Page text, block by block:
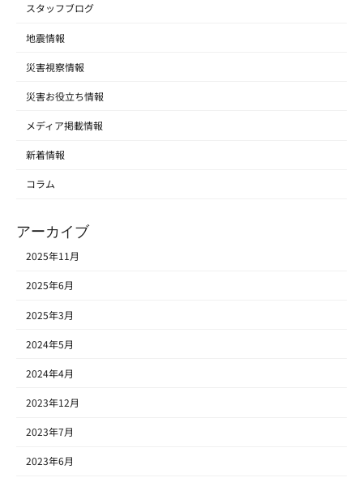
スタッフブログ
地震情報
災害視察情報
災害お役立ち情報
メディア掲載情報
新着情報
コラム
アーカイブ
2025年11月
2025年6月
2025年3月
2024年5月
2024年4月
2023年12月
2023年7月
2023年6月